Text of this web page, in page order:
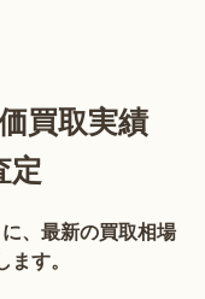
買取実績
定
、最新の買取相場
す。